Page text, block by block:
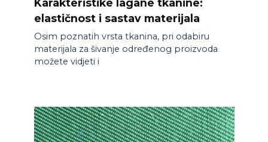
elastičnost i sastav materijala
Osim poznatih vrsta tkanina, pri odabiru
materijala za šivanje određenog proizvoda
možete vidjeti i